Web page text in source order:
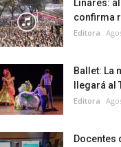
Linares:
confirma
Editora
Ballet: La
llegará al
Editora
Docentes